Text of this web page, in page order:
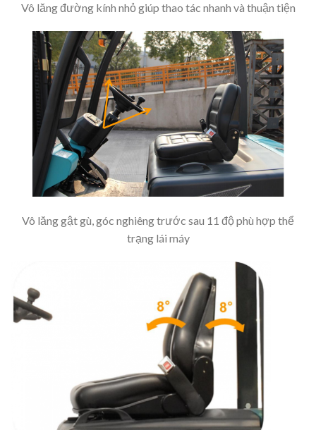
Vô lăng đường kính nhỏ giúp thao tác nhanh và thuận tiện
Vô lăng gật gù, góc nghiêng trước sau 11 độ phù hợp thể
trạng lái máy